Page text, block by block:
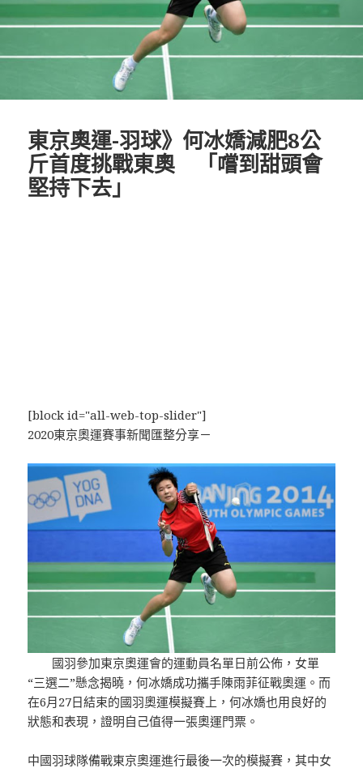
東京奧運-羽球》何冰嬌減肥8公
斤首度挑戰東奧 「嚐到甜頭會
堅持下去」
[block id="all-web-top-slider"]
2020東京奧運賽事新聞匯整分享－
國羽參加東京奧運會的運動員名單日前公佈，女單
“三選二”懸念揭曉，何冰嬌成功攜手陳雨菲征戰奧運。而
在6月27日結束的國羽奧運模擬賽上，何冰嬌也用良好的
狀態和表現，證明自己值得一張奧運門票。
中國羽球隊備戰東京奧運進行最後一次的模擬賽，其中女